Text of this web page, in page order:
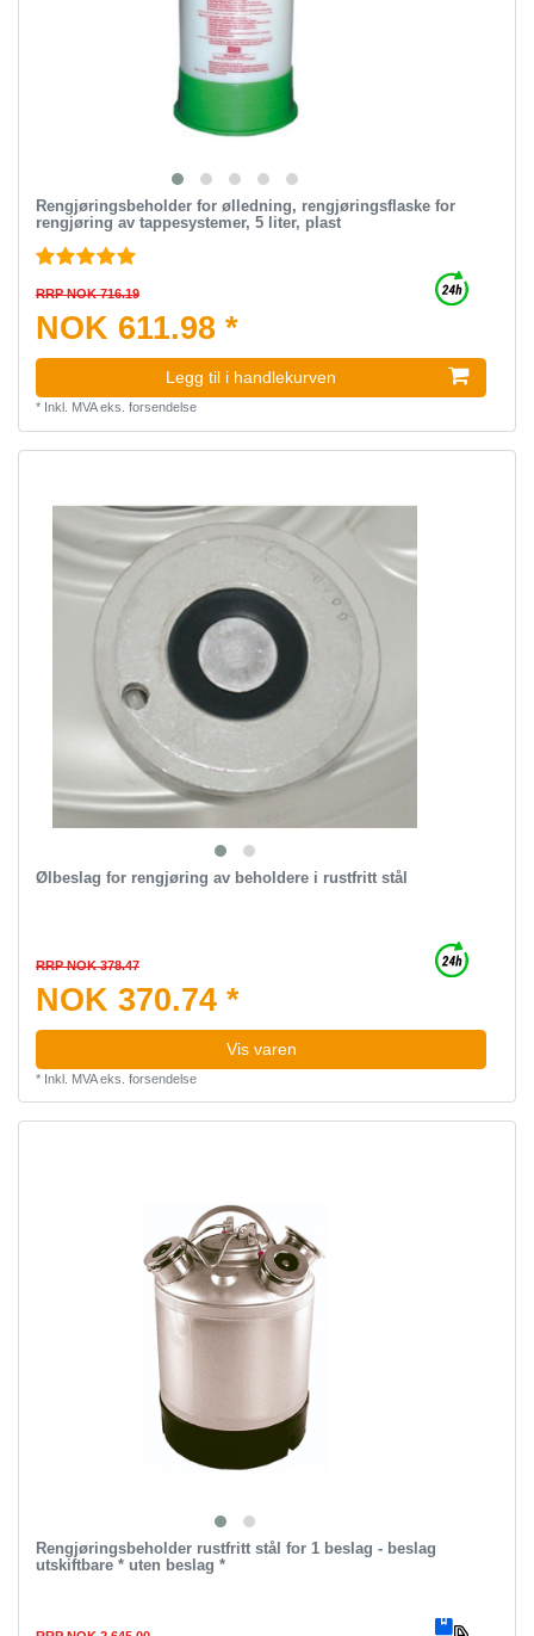
Rengjøringsbeholder for ølledning, rengjøringsflaske for
rengjøring av tappesystemer, 5 liter, plast
RRP NOK 716.19
NOK 611.98 *
Legg til i handlekurven
* Inkl. MVAeks. forsendelse
Ølbeslag for rengjøring av beholdere i rustfritt stål
RRP NOK 378.47
NOK 370.74 *
Vis varen
* Inkl. MVAeks. forsendelse
Rengjøringsbeholder rustfritt stål for 1 beslag - beslag
utskiftbare * uten beslag *